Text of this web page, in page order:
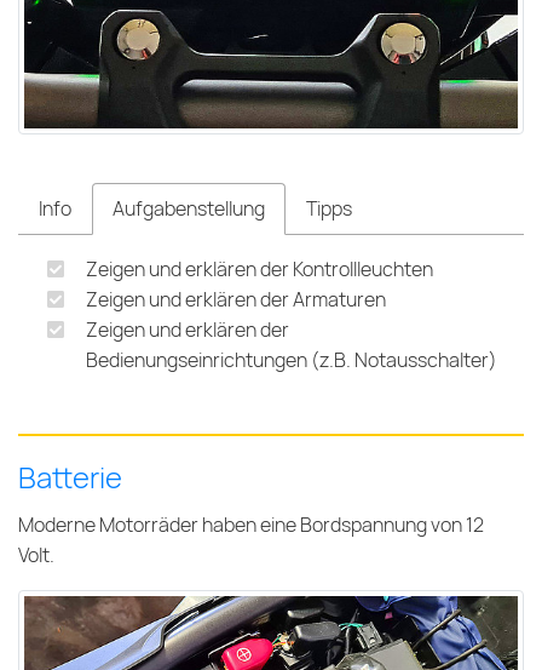
Info Aufgabenstellung Tipps
Zeigen und erklären der Kontrollleuchten
Zeigen und erklären der Armaturen
Zeigen und erklären der
Bedienungseinrichtungen (z.B. Notausschalter)
Batterie
Moderne Motorräder haben eine Bordspannung von 12
Volt.